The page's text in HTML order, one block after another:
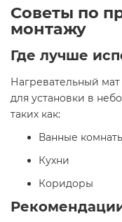
Советы по
монтажу
Где лучше
Нагревательный
для установки в
таких как:​
Ванные
Кухни​
Коридоры​